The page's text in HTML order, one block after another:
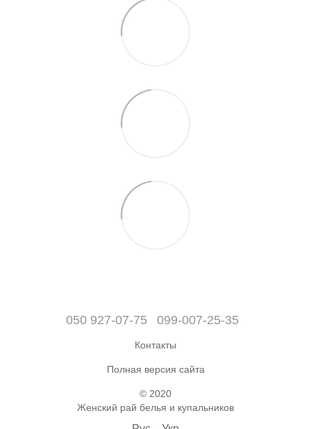
050 927-07-75 099-007-25-35
Контакты
Полная версия сайта
© 2020
Женский рай белья и купальников